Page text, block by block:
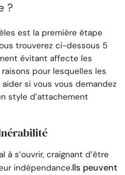
?
est la première étape
trouverez ci-dessous 5
évitant affecte les
pour lesquelles les
si vous vous demandez
style d’attachement
s’ouvrir, craignant d’être
indépendance.Ils peuvent